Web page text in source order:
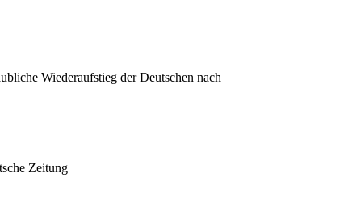
Wiederaufstieg der Deutschen nach
Zeitung